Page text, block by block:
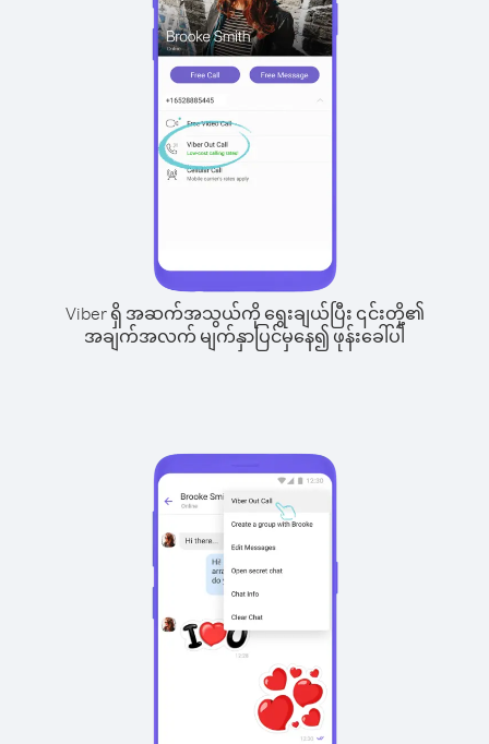
Viber ရှိ အဆက်အသွယ်ကို ရွေးချယ်ပြီး ၎င်းတို့၏
အချက်အလက် မျက်နှာပြင်မှနေ၍ ဖုန်းခေါ်ပါ